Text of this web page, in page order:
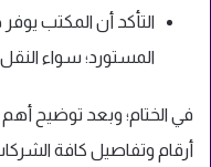
التأكد أن المكتب
المستورد؛ سواء النقل
في الختام؛ وبعد توضيح
أرقام وتفاصيل كافة